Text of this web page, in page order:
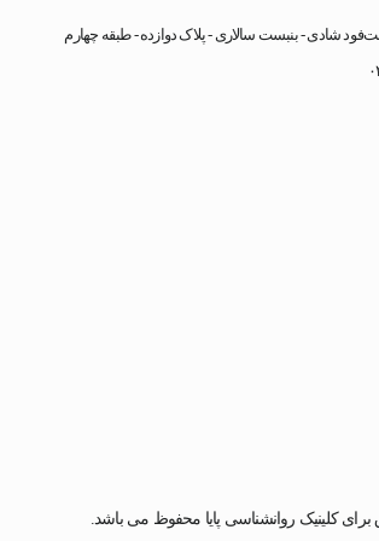
شادی - بنبست سالاری - پلاک دوازده - طبقه چهارم
کلینیک روانشناسی پایا محفوظ می باشد.